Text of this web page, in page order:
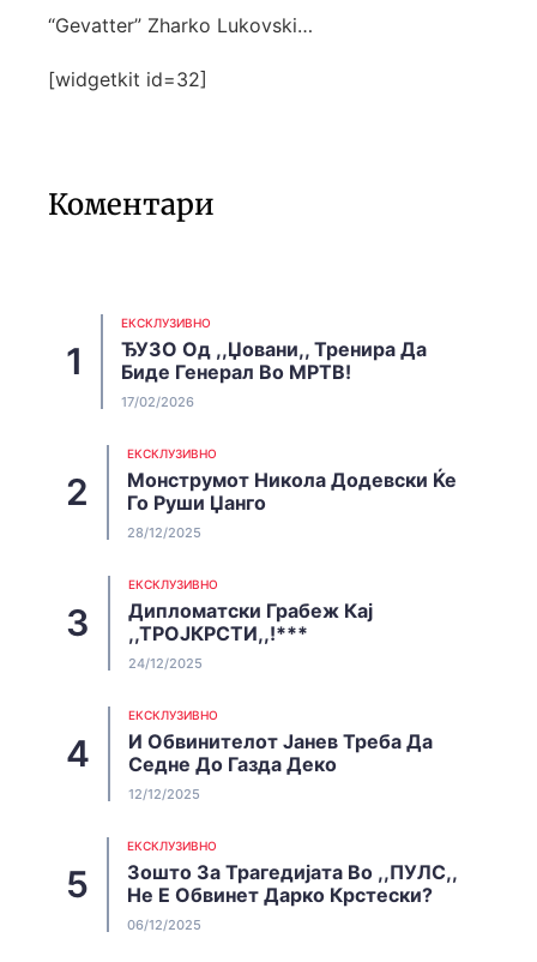
“Gevatter” Zharko Lukovski…
[widgetkit id=32]
Коментари
EКСКЛУЗИВНО
ЂУЗО Од ,,Џовани,, Тренира Да
Биде Генерал Во МРТВ!
17/02/2026
EКСКЛУЗИВНО
Монструмот Никола Додевски Ќе
Го Руши Џанго
28/12/2025
EКСКЛУЗИВНО
Дипломатски Грабеж Кај
,,ТРОЈКРСТИ,,!***
24/12/2025
EКСКЛУЗИВНО
И Обвинителот Јанев Треба Да
Седне До Газда Деко
12/12/2025
EКСКЛУЗИВНО
Зошто За Трагедијата Во ,,ПУЛС,,
Не Е Обвинет Дарко Крстески?
06/12/2025